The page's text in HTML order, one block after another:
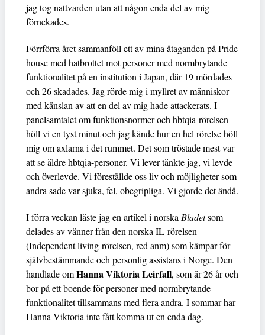
jag tog nattvarden utan att någon enda del av mig
förnekades.
Förrförra året sammanföll ett av mina åtaganden på Pride
house med hatbrottet mot personer med normbrytande
funktionalitet på en institution i Japan, där 19 mördades
och 26 skadades. Jag rörde mig i myllret av människor
med känslan av att en del av mig hade attackerats. I
panelsamtalet om funktionsnormer och hbtqia-rörelsen
höll vi en tyst minut och jag kände hur en hel rörelse höll
mig om axlarna i det rummet. Det som tröstade mest var
att se äldre hbtqia-personer. Vi lever tänkte jag, vi levde
och överlevde. Vi föreställde oss liv och möjligheter som
andra sade var sjuka, fel, obegripliga. Vi gjorde det ändå.
I förra veckan läste jag en artikel i norska Bladetsom
delades av vänner från den norska IL-rörelsen
(Independent living-rörelsen, red anm) som kämpar för
självbestämmande och personlig assistans i Norge. Den
handlade omHanna Viktoria Leirfall, som är 26 år och
bor på ett boende för personer med normbrytande
funktionalitet tillsammans med flera andra. I sommar har
Hanna Viktoria inte fått komma ut en enda dag.